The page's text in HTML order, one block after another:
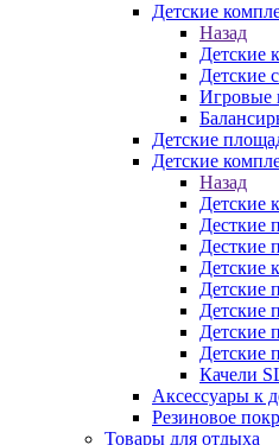
Детские
Назад
Детские
Детские
Игровые
Детские
Детские
Назад
Детские
Десткие
Десткие
Детские
Детские
Детские
Детские
Детские
Качели
Аксессуары к
Резиновое
Товары для отдыха